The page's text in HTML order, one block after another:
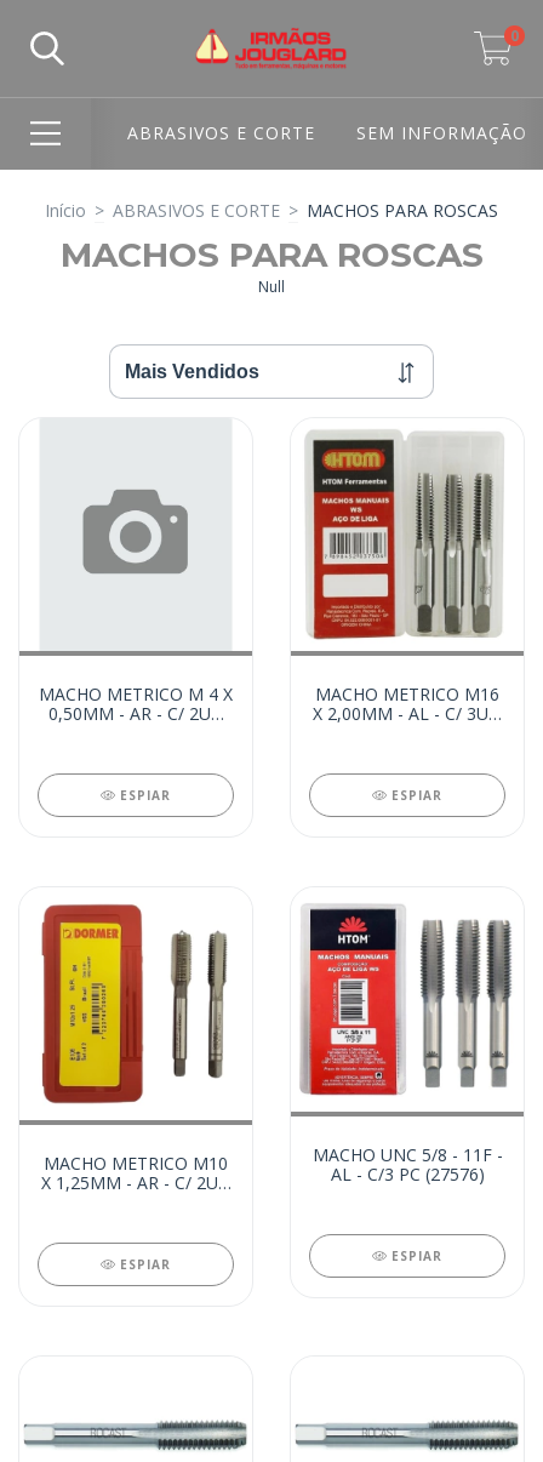
0
ABRASIVOS E CORTE SEM INFORMAÇÃO
Início > ABRASIVOS E CORTE > MACHOS PARA ROSCAS
MACHOS PARA ROSCAS
Null
MACHO METRICO M 4 X
0,50MM - AR - C/ 2UN
ESPIAR
MACHO METRICO M16
X 2,00MM - AL - C/ 3UN
ESPIAR
MACHO METRICO M10
X 1,25MM - AR - C/ 2UN
ESPIAR
MACHO UNC 5/8 - 11F -
AL - C/3 PC (27576)
ESPIAR